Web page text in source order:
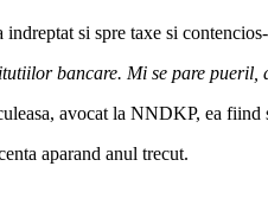
si spre taxe si
bancare. Mi se pare pueril,
avocat la NNDKP, ea fiind
aparand anul trecut.